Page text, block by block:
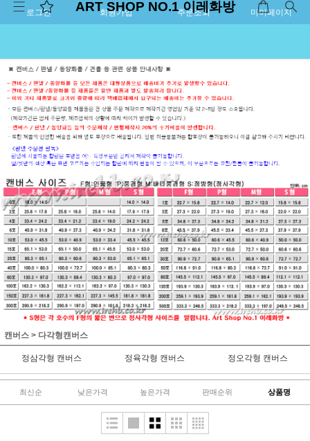
로그인 회원가입 주문조회 마이페이지
ART SHOP NO.1 이레화방
캔버스 > 다각형캔버스
정삼각형 캔버스 정육각형 캔버스 정오각형 캔버스
최신순 낮은가격 높은가격 판매순위 상품명